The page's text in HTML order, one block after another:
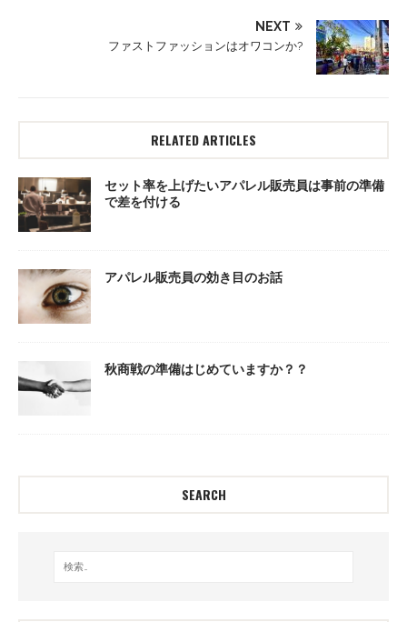
NEXT
ファストファッションはオワコンか?
RELATED ARTICLES
セット率を上げたいアパレル販売員は事前の準備
で差を付ける
アパレル販売員の効き目のお話
秋商戦の準備はじめていますか？？
SEARCH